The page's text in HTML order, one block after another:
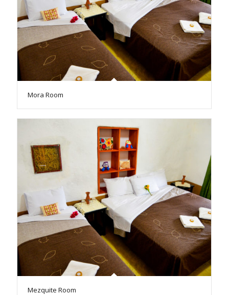
Mora Room
Mezquite Room